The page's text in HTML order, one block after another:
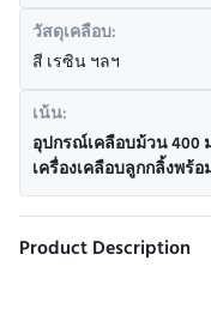
วัสดุเคลือบ:
สี เรซิน ฯลฯ
เน้น:
อุปกรณ์เคลือบม้วน 400
เครื่องเคลือบลูกกลิ้งพร้
Product Description